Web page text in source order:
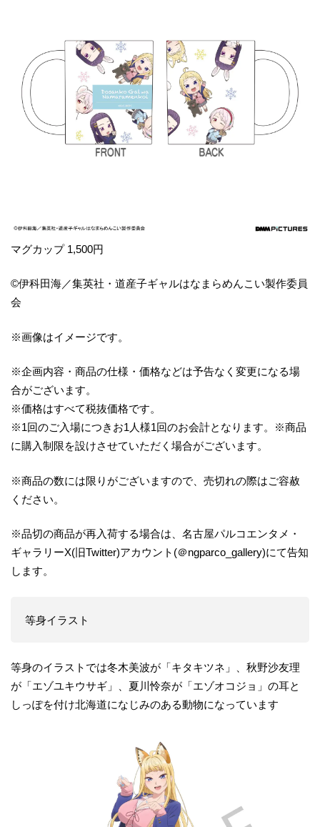
マグカップ 1,500円
©伊科田海／集英社・道産子ギャルはなまらめんこい製作委員
会
※画像はイメージです。
※企画内容・商品の仕様・価格などは予告なく変更になる場
合がございます。
※価格はすべて税抜価格です。
※1回のご入場につきお1人様1回のお会計となります。※商品
に購入制限を設けさせていただく場合がございます。
※商品の数には限りがございますので、売切れの際はご容赦
ください。
※品切の商品が再入荷する場合は、名古屋パルコエンタメ・
ギャラリーX(旧Twitter)アカウント(＠ngparco_gallery)にて告知
します。
等身イラスト
等身のイラストでは冬木美波が「キタキツネ」、秋野沙友理
が「エゾユキウサギ」、夏川怜奈が「エゾオコジョ」の耳と
しっぽを付け北海道になじみのある動物になっています